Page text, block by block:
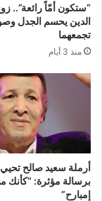
“ستكون أمّاً رائعة”..
الدين يحسم الجدل
تجمعهما
منذ 3 أيام
أرملة سعيد صالح
برسالة مؤثرة: “كأنك
إمبارح”